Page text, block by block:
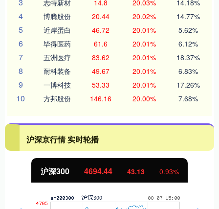
志特新材 14.8 20.03% 14.18%
4 博腾股份 20.44 20.02% 14.77%
5 近岸蛋白 46.72 20.01% 5.62%
6 毕得医药 61.6 20.01% 6.12%
7 五洲医疗 83.62 20.01% 18.37%
8 耐科装备 49.67 20.01% 6.83%
9 一博科技 53.33 20.01% 17.26%
10 方邦股份 146.16 20.00% 7.68%
沪深京行情 实时轮播
北证50 1134.24 11.37 1.01%